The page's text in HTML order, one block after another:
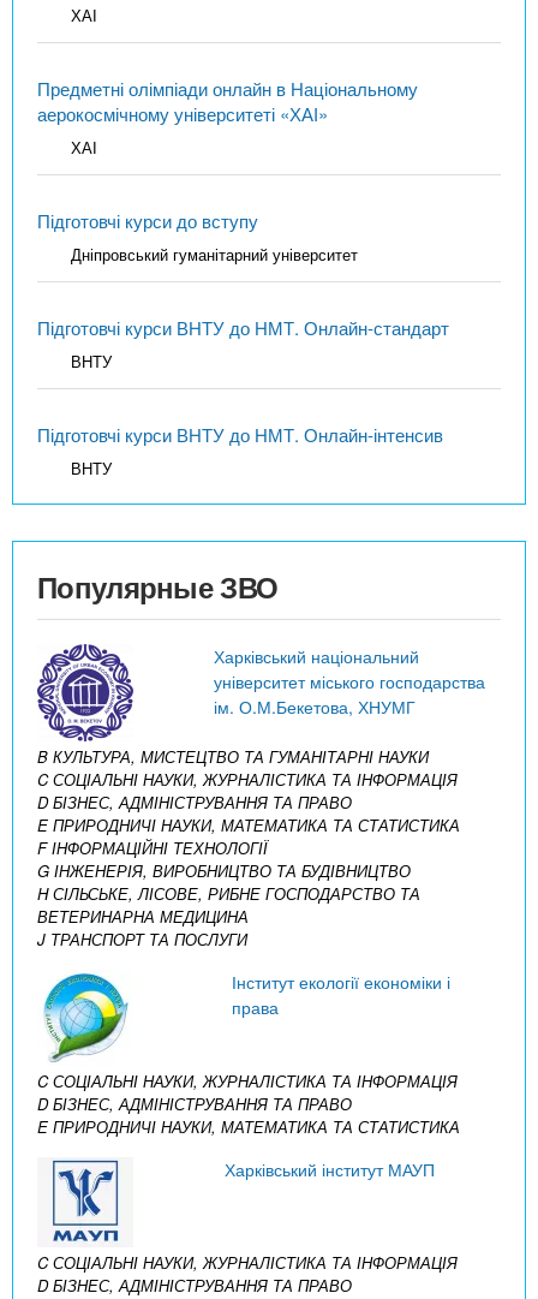
ХАІ
Предметні олімпіади онлайн в Національному
аерокосмічному університеті «ХАІ»
ХАІ
Підготовчі курси до вступу
Дніпровський гуманітарний університет
Підготовчі курси ВНТУ до НМТ. Онлайн-стандарт
ВНТУ
Підготовчі курси ВНТУ до НМТ. Онлайн-інтенсив
ВНТУ
Популярные ЗВО
Харківський національний
університет міського господарства
ім. О.М.Бекетова, ХНУМГ
B КУЛЬТУРА, МИСТЕЦТВО ТА ГУМАНІТАРНІ НАУКИ
C СОЦІАЛЬНІ НАУКИ, ЖУРНАЛІСТИКА ТА ІНФОРМАЦІЯ
D БІЗНЕС, АДМІНІСТРУВАННЯ ТА ПРАВО
E ПРИРОДНИЧІ НАУКИ, МАТЕМАТИКА ТА СТАТИСТИКА
F ІНФОРМАЦІЙНІ ТЕХНОЛОГІЇ
G ІНЖЕНЕРІЯ, ВИРОБНИЦТВО ТА БУДІВНИЦТВО
H СІЛЬСЬКЕ, ЛІСОВЕ, РИБНЕ ГОСПОДАРСТВО ТА
ВЕТЕРИНАРНА МЕДИЦИНА
J ТРАНСПОРТ ТА ПОСЛУГИ
Інститут екології економіки і
права
C СОЦІАЛЬНІ НАУКИ, ЖУРНАЛІСТИКА ТА ІНФОРМАЦІЯ
D БІЗНЕС, АДМІНІСТРУВАННЯ ТА ПРАВО
E ПРИРОДНИЧІ НАУКИ, МАТЕМАТИКА ТА СТАТИСТИКА
Харківський інститут МАУП
C СОЦІАЛЬНІ НАУКИ, ЖУРНАЛІСТИКА ТА ІНФОРМАЦІЯ
D БІЗНЕС, АДМІНІСТРУВАННЯ ТА ПРАВО